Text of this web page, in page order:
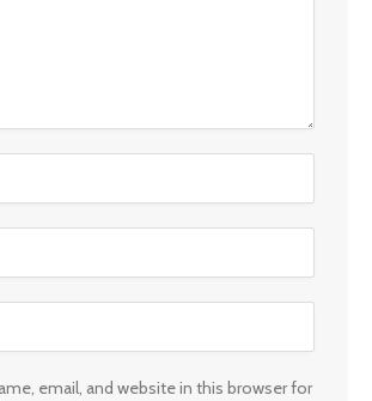
email, and website in this browser for